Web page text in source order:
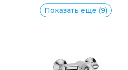
Показать еще (9)